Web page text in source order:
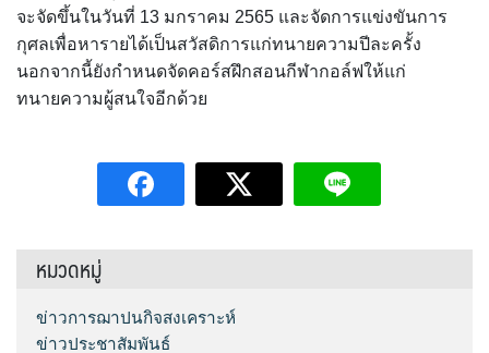
จะจัดขึ้นในวันที่ 13 มกราคม 2565 และจัดการแข่งขันการ
กุศลเพื่อหารายได้เป็นสวัสดิการแก่ทนายความปีละครั้ง
นอกจากนี้ยังกำหนดจัดคอร์สฝึกสอนกีฬากอล์ฟให้แก่
ทนายความผู้สนใจอีกด้วย
หมวดหมู่
ข่าวการฌาปนกิจสงเคราะห์
ข่าวประชาสัมพันธ์